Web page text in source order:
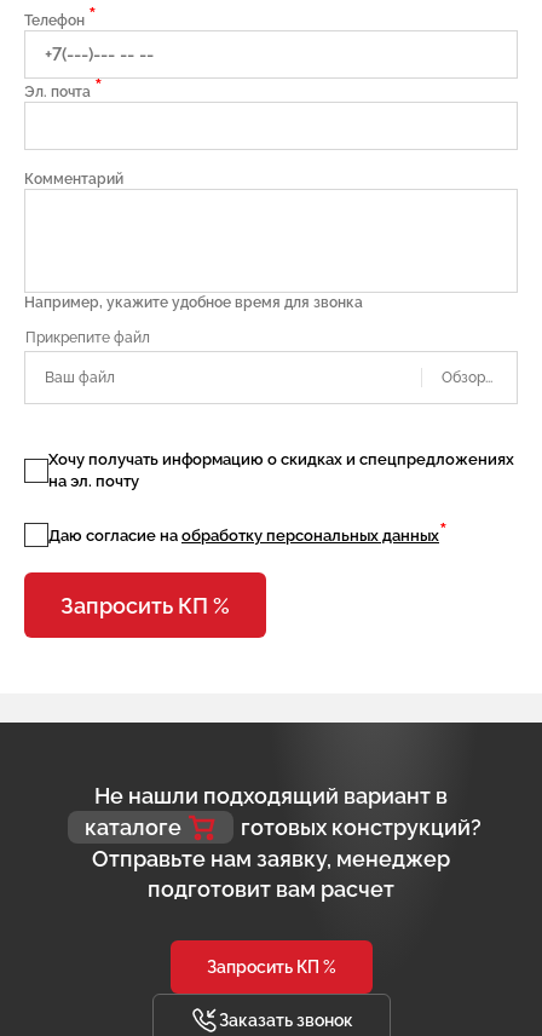
Телефон *
Эл. почта *
Комментарий
Например, укажите удобное время для звонка
Ваш файл
Хочу получать информацию о скидках и спецпредложениях
на эл. почту
Даю согласие на обработку персональных данных*
Запросить КП %
Не нашли подходящий вариант в
каталоге
готовых конструкций?
Отправьте нам заявку, менеджер
подготовит вам расчет
Запросить КП %
Заказать звонок